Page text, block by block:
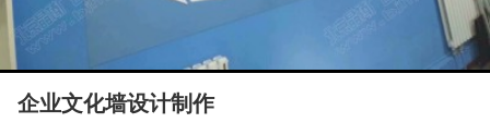
企业文化墙设计制作